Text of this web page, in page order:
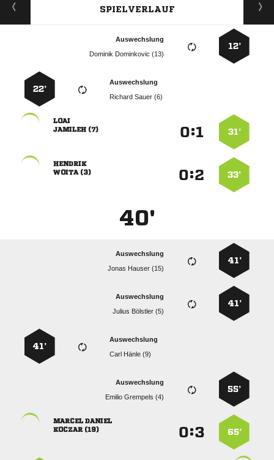
SPIELVERLAUF
12’
Auswechslung
  
Auswechslung
  
22’
31’
:

 
33’
:

 
40'
41’
Auswechslung
  
41’
Auswechslung
  
Auswechslung
  
41’
55’
Auswechslung
  
65’
:
 
 